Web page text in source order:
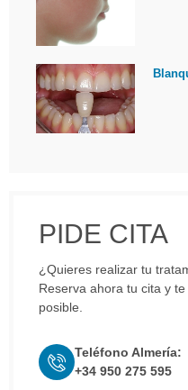
PIDE CITA
¿Quieres realizar tu
Reserva ahora tu cita y
posible.
Teléfono Almería:
+34 950 275 595